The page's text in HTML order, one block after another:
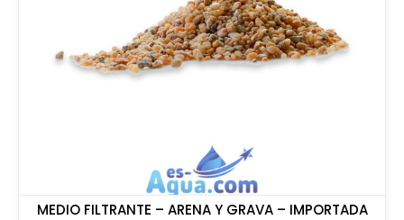
MEDIO FILTRANTE – ARENA Y GRAVA – IMPORTADA